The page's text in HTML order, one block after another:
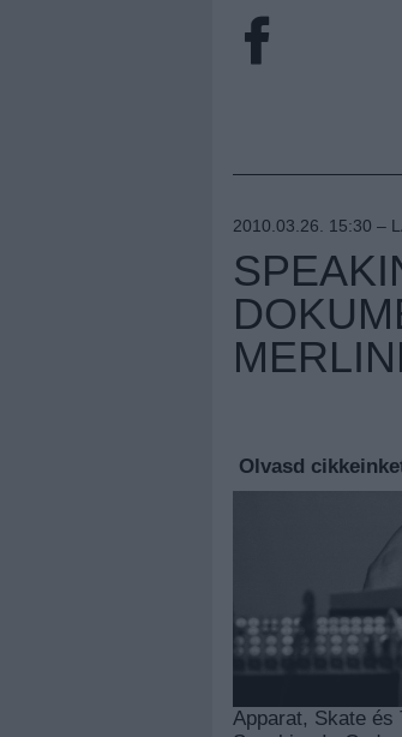
2010.03.26. 15:30 –
Olvasd
Apparat, Skate és